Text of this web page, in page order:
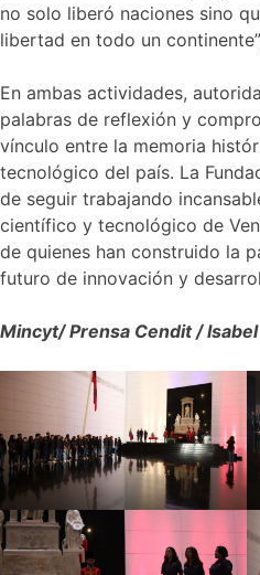
no solo liberó naciones sino
libertad en todo un
En ambas actividades,
palabras de reflexión y
vínculo entre la memoria
tecnológico del país. La
de seguir trabajando
científico y tecnológico de
de quienes han construido la
futuro de innovación y
Mincyt/ Prensa Cendit /